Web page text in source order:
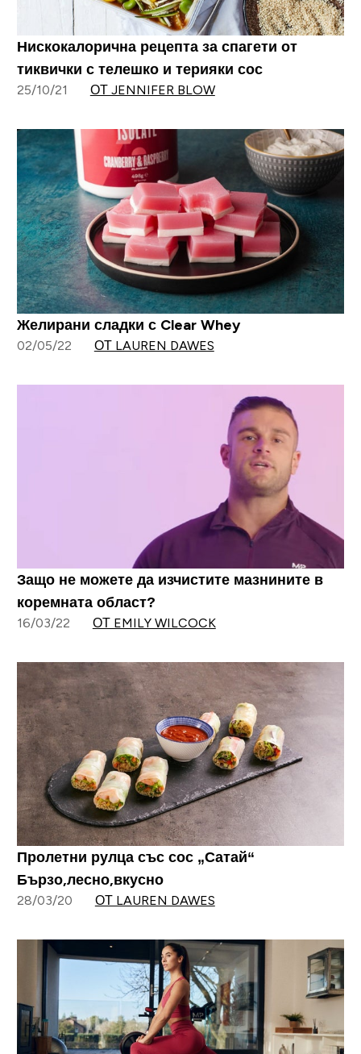
Нискокалорична рецепта за спагети от
тиквички с телешко и терияки сос
25/10/21 ОТ JENNIFER BLOW
Желирани сладки с Clear Whey
02/05/22 ОТ LAUREN DAWES
Защо не можете да изчистите мазнините в
коремната област?
16/03/22 ОТ EMILY WILCOCK
Пролетни рулца със сос „Сатай“
Бързо,лесно,вкусно
28/03/20 ОТ LAUREN DAWES